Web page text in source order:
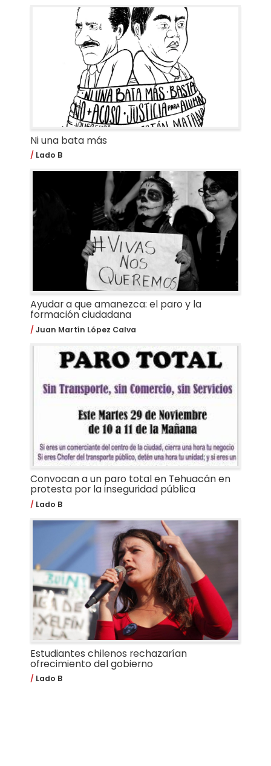
Ni una bata más
Lado B
Ayudar a que amanezca: el paro y la
formación ciudadana
Juan Martín López Calva
Convocan a un paro total en Tehuacán en
protesta por la inseguridad pública
Lado B
Estudiantes chilenos rechazarían
ofrecimiento del gobierno
Lado B